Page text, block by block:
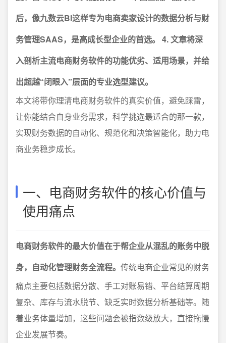
后，像九数云BI这样专为电商卖家设计的数据分析与财
务管理SAAS，是高成长型企业的首选。
4. 文章将深
入剖析主流电商财务软件的功能优劣、适用场景，并给
出超越“闭眼入”层面的专业选型建议。
本文将带你理清电商财务软件的真实价值，避免踩雷，
让你能结合自身业务需求，科学挑选最适合的那一款，
实现财务数据的自动化、规范化和决策智能化，助力电
商业务稳步成长。
一、电商财务软件的核心价值与
使用痛点
电商财务软件的最大价值在于帮企业从混乱的账务中脱
身，自动化管理财务全流程。 传统电商企业常见的财务
痛点主要包括数据分散、手工对账易错、平台结算周期
复杂、库存与流水脱节、缺乏实时数据分析基础等。随
着业务体量增加，这些问题会被指数级放大，直接拖慢
企业发展节奏。